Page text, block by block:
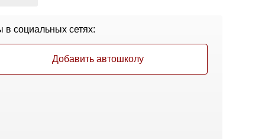
в социальных сетях:
Добавить автошколу